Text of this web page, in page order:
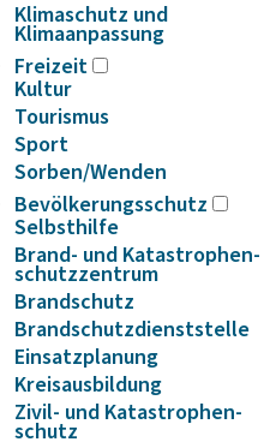
Klimaschutz und
Klimaanpassung
Freizeit
Kultur
Tourismus
Sport
Sorben/Wenden
Bevöl­ke­rungs­schutz
Selbst­hilfe
Brand- und Kata­s­tro­­phen­­
schutz­­zen­trum
Brand­schutz
Brand­schutz­dienst­stelle
Einsatz­pla­nung
Kreis­aus­­bil­­dung
Zivil- und Kata­s­tro­­phen­­
schutz